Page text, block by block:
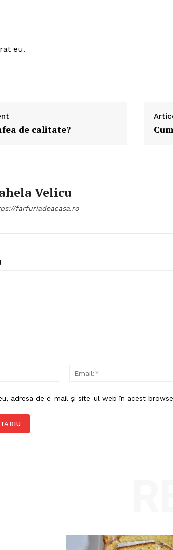
eu.
de calitate?
Velicu
farfuriadeacasa.ro
Nume:*
adresa de e-mail și site-ul web în acest